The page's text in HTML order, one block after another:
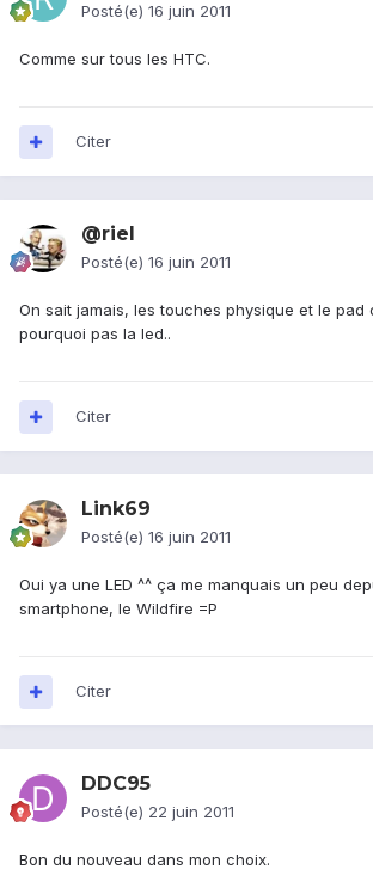
Posté(e) 16 juin 2011
Comme sur tous les HTC.
Citer
@riel
Posté(e) 16 juin 2011
On sait jamais, les touches physique et le pad
pourquoi pas la led..
Citer
Link69
Posté(e) 16 juin 2011
Oui ya une LED ^^ ça me manquais un peu
smartphone, le Wildfire =P
Citer
DDC95
Posté(e) 22 juin 2011
Bon du nouveau dans mon choix.